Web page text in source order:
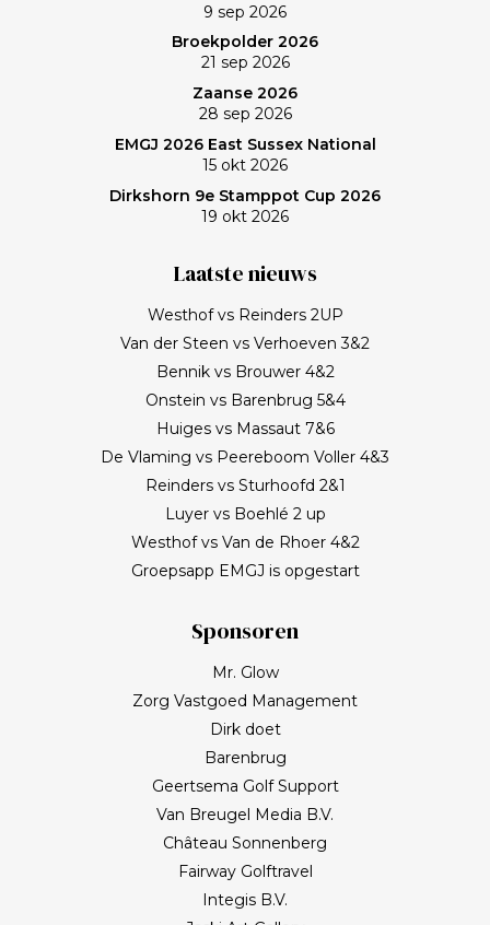
9 sep 2026
Broekpolder 2026
21 sep 2026
Zaanse 2026
28 sep 2026
EMGJ 2026 East Sussex National
15 okt 2026
Dirkshorn 9e Stamppot Cup 2026
19 okt 2026
Laatste nieuws
Westhof vs Reinders 2UP
Van der Steen vs Verhoeven 3&2
Bennik vs Brouwer 4&2
Onstein vs Barenbrug 5&4
Huiges vs Massaut 7&6
De Vlaming vs Peereboom Voller 4&3
Reinders vs Sturhoofd 2&1
Luyer vs Boehlé 2 up
Westhof vs Van de Rhoer 4&2
Groepsapp EMGJ is opgestart
Sponsoren
Mr. Glow
Zorg Vastgoed Management
Dirk doet
Barenbrug
Geertsema Golf Support
Van Breugel Media B.V.
Château Sonnenberg
Fairway Golftravel
Integis B.V.